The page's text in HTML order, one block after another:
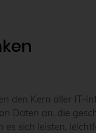
den Kern aller IT-
Daten an, die
es sich leisten,